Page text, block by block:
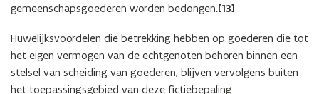
gemeenschapsgoederen worden bedongen.[13]
Huwelijksvoordelen die betrekking hebben op goederen die tot
het eigen vermogen van de echtgenoten behoren binnen een
stelsel van scheiding van goederen, blijven vervolgens buiten
het toepassingsgebied van deze fictiebepaling.